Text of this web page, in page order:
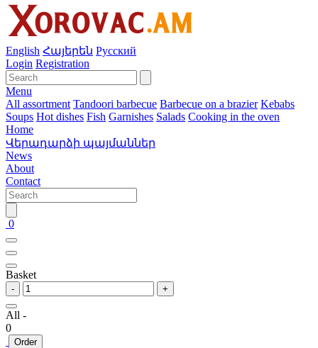
English Հայերեն Русский
Login Registration
Menu
All assortment Tandoori barbecue Barbecue on a brazier Kebabs
Soups Hot dishes Fish Garnishes Salads Cooking in the oven
Home
Վերադարձի պայմաններ
News
About
Contact
0
Basket
- +
All -
0
Order